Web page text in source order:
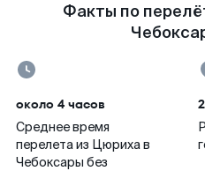
Факты по
около 4 часов
Среднее время
перелета из Цюриха в
Чебоксары без